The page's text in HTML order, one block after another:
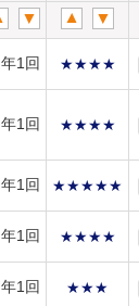
年1回 ★★★★
年1回 ★★★★
年1回 ★★★★★
年1回 ★★★★
年1回 ★★★